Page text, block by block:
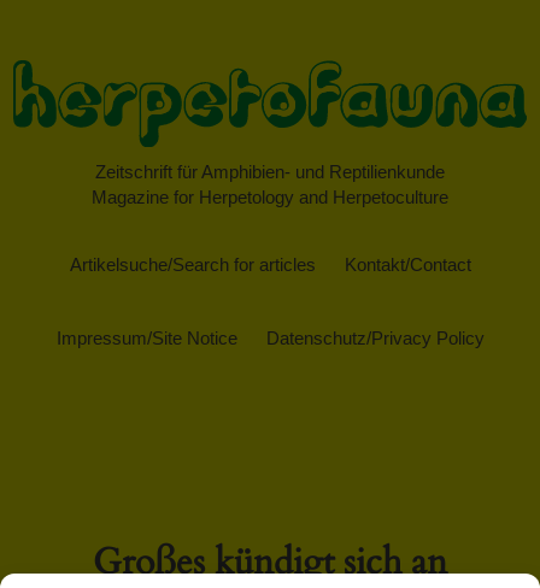
Zeitschrift für Amphibien- und Reptilienkunde
Magazine for Herpetology and Herpetoculture
Artikelsuche/Search for articles Kontakt/Contact
Impressum/Site Notice Datenschutz/Privacy Policy
Großes kündigt sich an